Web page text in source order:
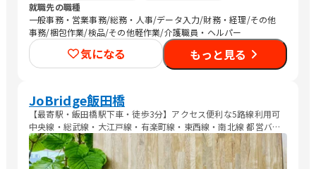
就職先の職種
一般事務・営業事務/総務・人事/データ入力/財務・経理/その他
事務/梱包作業/検品/その他軽作業/介護職員・ヘルパー
気になる もっと見る
JoBridge飯田橋
【最寄駅・飯田橋駅下車・徒歩3分】アクセス便利な5路線利用可
中央線・総武線・大江戸線・有楽町線・東西線・南北線 都営バス:
飯64 【飯田橋】下車・徒歩1分 三田線【春日駅】下車・徒歩12分
こちらからも利用可